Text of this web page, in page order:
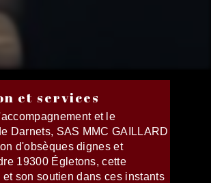
et services
et le
Darnets, SAS MMC GAILLARD
d'obsèques dignes et
19300 Égletons, cette
son soutien dans ces instants